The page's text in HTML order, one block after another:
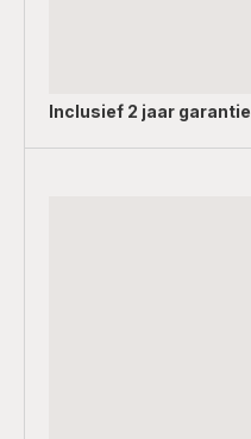
Inclusief 2 jaar garantie